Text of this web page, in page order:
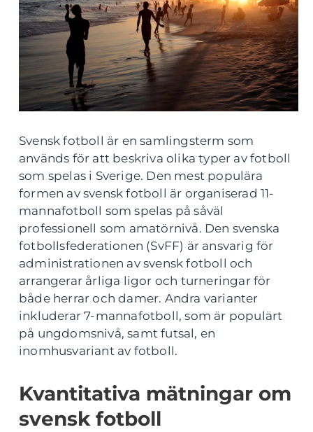
Svensk fotboll är en samlingsterm som
används för att beskriva olika typer av fotboll
som spelas i Sverige. Den mest populära
formen av svensk fotboll är organiserad 11-
mannafotboll som spelas på såväl
professionell som amatörnivå. Den svenska
fotbollsfederationen (SvFF) är ansvarig för
administrationen av svensk fotboll och
arrangerar årliga ligor och turneringar för
både herrar och damer. Andra varianter
inkluderar 7-mannafotboll, som är populärt
på ungdomsnivå, samt futsal, en
inomhusvariant av fotboll.
Kvantitativa mätningar om
svensk fotboll